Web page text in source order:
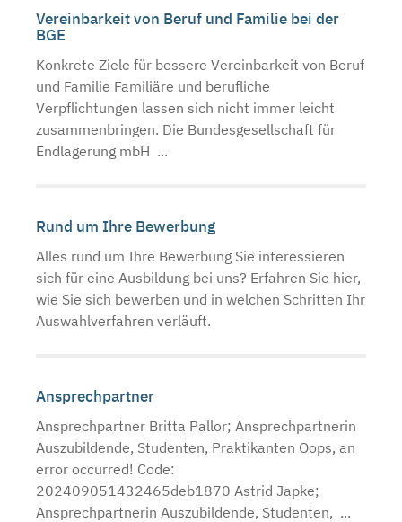
Vereinbarkeit von Beruf und Familie bei der
BGE
Konkrete Ziele für bessere Vereinbarkeit von Beruf
und Familie Familiäre und berufliche
Verpflichtungen lassen sich nicht immer leicht
zusammenbringen. Die Bundesgesellschaft für
Endlagerung mbH ...
Rund um Ihre Bewerbung
Alles rund um Ihre Bewerbung Sie interessieren
sich für eine Ausbildung bei uns? Erfahren Sie hier,
wie Sie sich bewerben und in welchen Schritten Ihr
Auswahlverfahren verläuft.
Ansprechpartner
Ansprechpartner Britta Pallor; Ansprechpartnerin
Auszubildende, Studenten, Praktikanten Oops, an
error occurred! Code:
202409051432465deb1870 Astrid Japke;
Ansprechpartnerin Auszubildende, Studenten, ...